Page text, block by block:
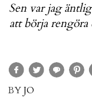
Sen var jag
att börja
BYJO